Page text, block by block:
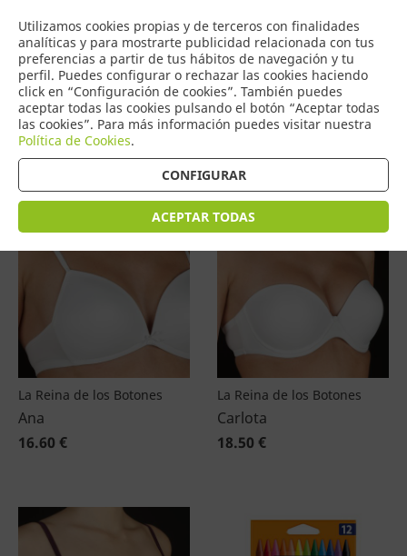
Utilizamos cookies propias y de terceros con finalidades
analíticas y para mostrarte publicidad relacionada con tus
preferencias a partir de tus hábitos de navegación y tu
perfil. Puedes configurar o rechazar las cookies haciendo
click en “Configuración de cookies”. También puedes
aceptar todas las cookies pulsando el botón “Aceptar todas
las cookies”. Para más información puedes visitar nuestra
Política de Cookies.
CONFIGURAR
ACEPTAR TODAS
0
COMERCIO
DE TORRIJOS
Productos (4601)
Ordenar por precio
La Reina de los Botones
Ana
16.60 €
La Reina de los Botones
Carlota
18.50 €